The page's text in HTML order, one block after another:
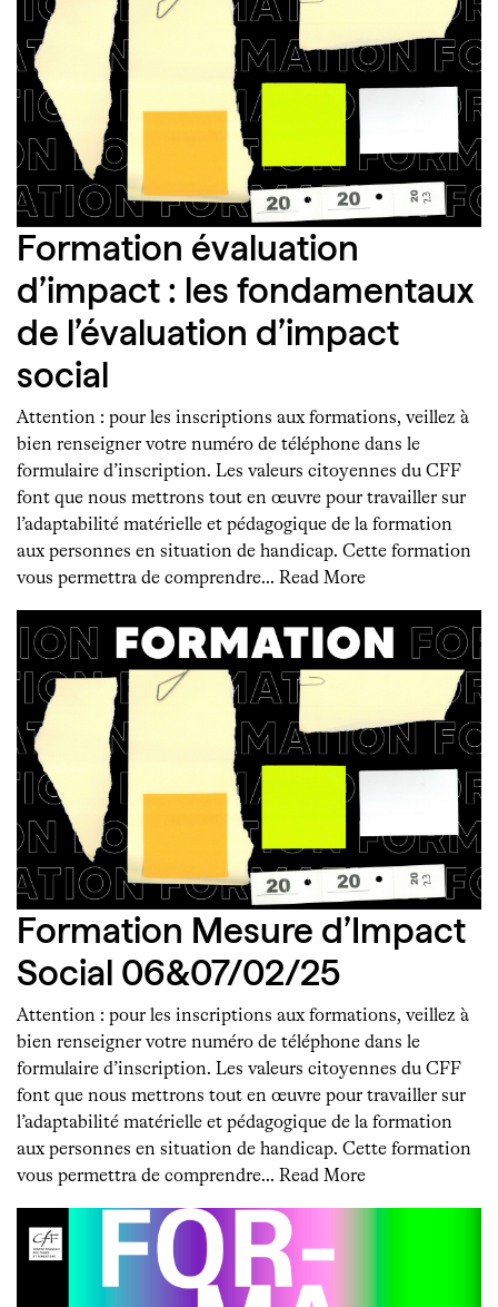
Formation évaluation
d’impact : les fondamentaux
de l’évaluation d’impact
social
Attention : pour les inscriptions aux formations, veillez à
bien renseigner votre numéro de téléphone dans le
formulaire d’inscription. Les valeurs citoyennes du CFF
font que nous mettrons tout en œuvre pour travailler sur
l’adaptabilité matérielle et pédagogique de la formation
aux personnes en situation de handicap. Cette formation
vous permettra de comprendre… Read More
Formation Mesure d’Impact
Social 06&07/02/25
Attention : pour les inscriptions aux formations, veillez à
bien renseigner votre numéro de téléphone dans le
formulaire d’inscription. Les valeurs citoyennes du CFF
font que nous mettrons tout en œuvre pour travailler sur
l’adaptabilité matérielle et pédagogique de la formation
aux personnes en situation de handicap. Cette formation
vous permettra de comprendre… Read More